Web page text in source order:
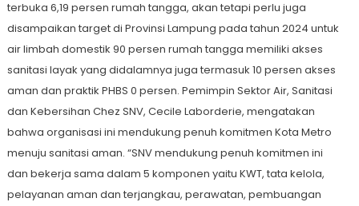
terbuka 6,19 persen rumah tangga, akan tetapi perlu juga
disampaikan target di Provinsi Lampung pada tahun 2024 untuk
air limbah domestik 90 persen rumah tangga memiliki akses
sanitasi layak yang didalamnya juga termasuk 10 persen akses
aman dan praktik PHBS 0 persen. Pemimpin Sektor Air, Sanitasi
dan Kebersihan Chez SNV, Cecile Laborderie, mengatakan
bahwa organisasi ini mendukung penuh komitmen Kota Metro
menuju sanitasi aman. “SNV mendukung penuh komitmen ini
dan bekerja sama dalam 5 komponen yaitu KWT, tata kelola,
pelayanan aman dan terjangkau, perawatan, pembuangan